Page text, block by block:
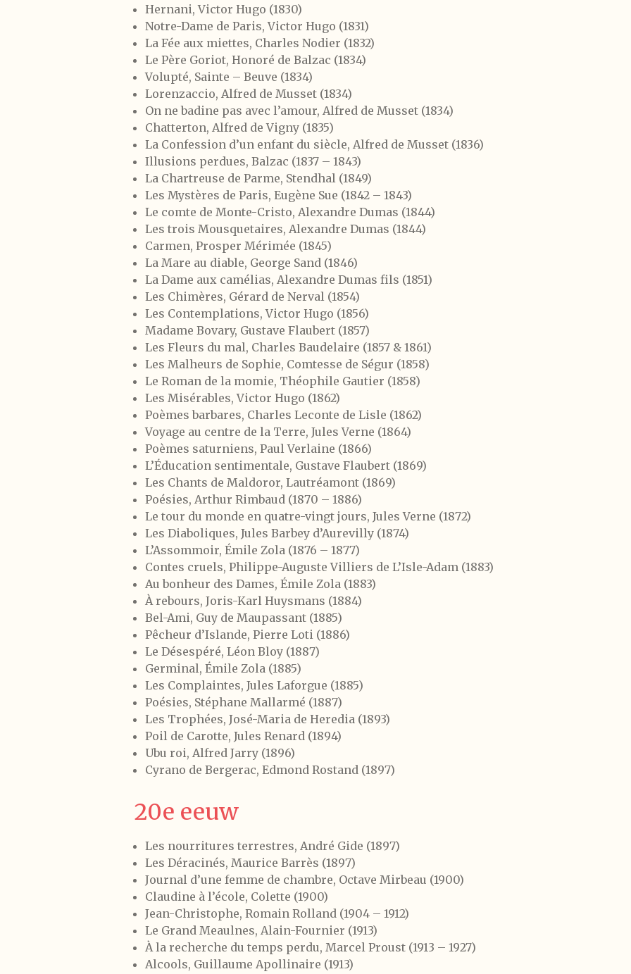
Hernani, Victor Hugo (1830)
Notre-Dame de Paris, Victor Hugo (1831)
La Fée aux miettes, Charles Nodier (1832)
Le Père Goriot, Honoré de Balzac (1834)
Volupté, Sainte – Beuve (1834)
Lorenzaccio, Alfred de Musset (1834)
On ne badine pas avec l’amour, Alfred de Musset (1834)
Chatterton, Alfred de Vigny (1835)
La Confession d’un enfant du siècle, Alfred de Musset (1836)
Illusions perdues, Balzac (1837 – 1843)
La Chartreuse de Parme, Stendhal (1849)
Les Mystères de Paris, Eugène Sue (1842 – 1843)
Le comte de Monte-Cristo, Alexandre Dumas (1844)
Les trois Mousquetaires, Alexandre Dumas (1844)
Carmen, Prosper Mérimée (1845)
La Mare au diable, George Sand (1846)
La Dame aux camélias, Alexandre Dumas fils (1851)
Les Chimères, Gérard de Nerval (1854)
Les Contemplations, Victor Hugo (1856)
Madame Bovary, Gustave Flaubert (1857)
Les Fleurs du mal, Charles Baudelaire (1857 & 1861)
Les Malheurs de Sophie, Comtesse de Ségur (1858)
Le Roman de la momie, Théophile Gautier (1858)
Les Misérables, Victor Hugo (1862)
Poèmes barbares, Charles Leconte de Lisle (1862)
Voyage au centre de la Terre, Jules Verne (1864)
Poèmes saturniens, Paul Verlaine (1866)
L’Éducation sentimentale, Gustave Flaubert (1869)
Les Chants de Maldoror, Lautréamont (1869)
Poésies, Arthur Rimbaud (1870 – 1886)
Le tour du monde en quatre-vingt jours, Jules Verne (1872)
Les Diaboliques, Jules Barbey d’Aurevilly (1874)
L’Assommoir, Émile Zola (1876 – 1877)
Contes cruels, Philippe-Auguste Villiers de L’Isle-Adam (1883)
Au bonheur des Dames, Émile Zola (1883)
À rebours, Joris-Karl Huysmans (1884)
Bel-Ami, Guy de Maupassant (1885)
Pêcheur d’Islande, Pierre Loti (1886)
Le Désespéré, Léon Bloy (1887)
Germinal, Émile Zola (1885)
Les Complaintes, Jules Laforgue (1885)
Poésies, Stéphane Mallarmé (1887)
Les Trophées, José-Maria de Heredia (1893)
Poil de Carotte, Jules Renard (1894)
Ubu roi, Alfred Jarry (1896)
Cyrano de Bergerac, Edmond Rostand (1897)
20e eeuw
Les nourritures terrestres, André Gide (1897)
Les Déracinés, Maurice Barrès (1897)
Journal d’une femme de chambre, Octave Mirbeau (1900)
Claudine à l’école, Colette (1900)
Jean-Christophe, Romain Rolland (1904 – 1912)
Le Grand Meaulnes, Alain-Fournier (1913)
À la recherche du temps perdu, Marcel Proust (1913 – 1927)
Alcools, Guillaume Apollinaire (1913)